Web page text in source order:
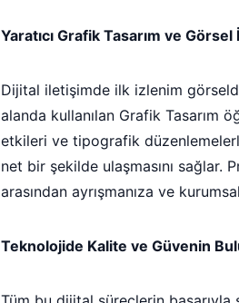
Yaratıcı Grafik Tasarım ve
Dijital iletişimde ilk izlenim
alanda kullanılan Grafik Tasarım
etkileri ve tipografik
net bir şekilde ulaşmasını sağlar.
arasından ayrışmanıza ve
Teknolojide Kalite ve Güvenin